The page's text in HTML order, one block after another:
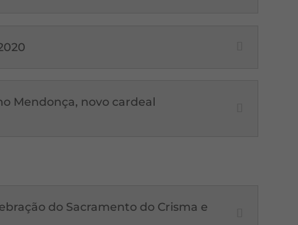
Mendonça, novo cardeal
do Sacramento do Crisma e